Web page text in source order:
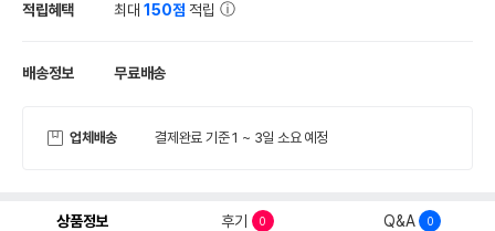
적립혜택 최대150점 적립
배송정보 무료배송
업체배송 결제완료 기준 1 ~ 3일 소요 예정
상품정보 후기 0 Q&A 0